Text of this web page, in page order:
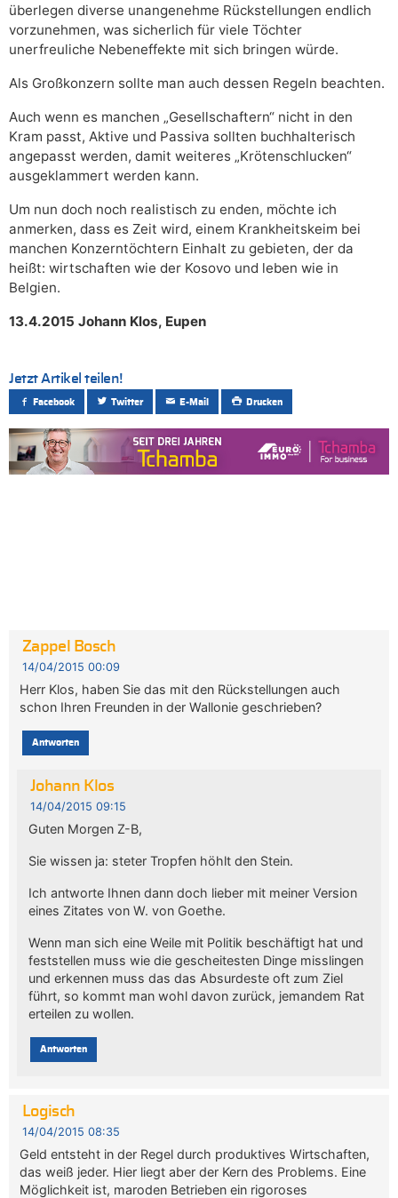
überlegen diverse unangenehme Rückstellungen endlich
vorzunehmen, was sicherlich für viele Töchter
unerfreuliche Nebeneffekte mit sich bringen würde.
Als Großkonzern sollte man auch dessen Regeln beachten.
Auch wenn es manchen „Gesellschaftern“ nicht in den
Kram passt, Aktive und Passiva sollten buchhalterisch
angepasst werden, damit weiteres „Krötenschlucken“
ausgeklammert werden kann.
Um nun doch noch realistisch zu enden, möchte ich
anmerken, dass es Zeit wird, einem Krankheitskeim bei
manchen Konzerntöchtern Einhalt zu gebieten, der da
heißt: wirtschaften wie der Kosovo und leben wie in
Belgien.
13.4.2015 Johann Klos, Eupen
Jetzt Artikel teilen!
Facebook Twitter E-Mail Drucken
Zappel Bosch
14/04/2015 00:09
Herr Klos, haben Sie das mit den Rückstellungen auch
schon Ihren Freunden in der Wallonie geschrieben?
Antworten
Johann Klos
14/04/2015 09:15
Guten Morgen Z-B,
Sie wissen ja: steter Tropfen höhlt den Stein.
Ich antworte Ihnen dann doch lieber mit meiner Version
eines Zitates von W. von Goethe.
Wenn man sich eine Weile mit Politik beschäftigt hat und
feststellen muss wie die gescheitesten Dinge misslingen
und erkennen muss das das Absurdeste oft zum Ziel
führt, so kommt man wohl davon zurück, jemandem Rat
erteilen zu wollen.
Antworten
Logisch
14/04/2015 08:35
Geld entsteht in der Regel durch produktives Wirtschaften,
das weiß jeder. Hier liegt aber der Kern des Problems. Eine
Möglichkeit ist, maroden Betrieben ein rigoroses